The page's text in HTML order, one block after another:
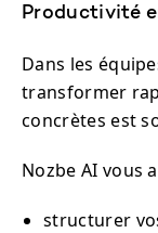
Productivité
Dans les
transformer
concrètes est
Nozbe AI vous
structurer